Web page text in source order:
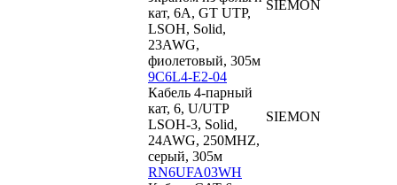
кат, 6А, GT UTP,
LSOH, Solid,
23AWG,
фиолетовый, 305м
SIEMON
9C6L4-E2-04
Кабель 4-парный
кат, 6, U/UTP
LSOH-3, Solid,
24AWG, 250MHZ,
серый, 305м
SIEMON
RN6UFA03WH